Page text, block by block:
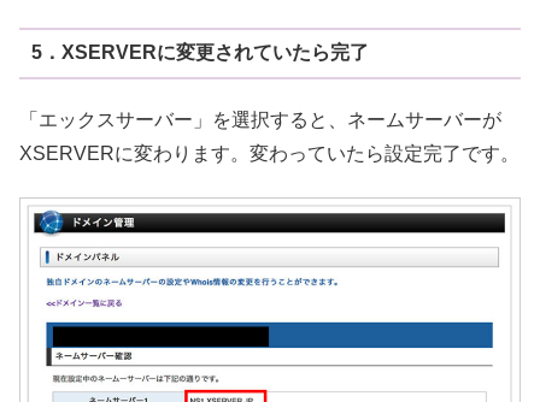
5．XSERVERに変更されていたら完了
「エックスサーバー」を選択すると、ネームサーバーが
XSERVERに変わります。変わっていたら設定完了です。